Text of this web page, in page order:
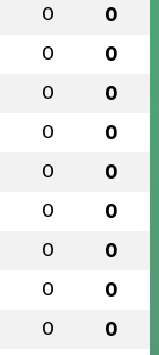
0 0
0 0
0 0
0 0
0 0
0 0
0 0
0 0
0 0